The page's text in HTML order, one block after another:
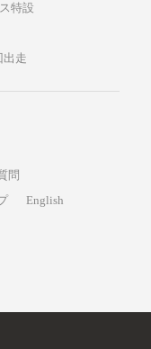
特設
出走
問
English